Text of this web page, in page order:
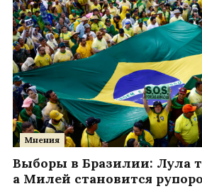
Мнения
Выборы в Бразилии: Лула
а Милей становится